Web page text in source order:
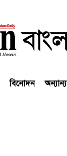
বিনোদন অন্যান্য